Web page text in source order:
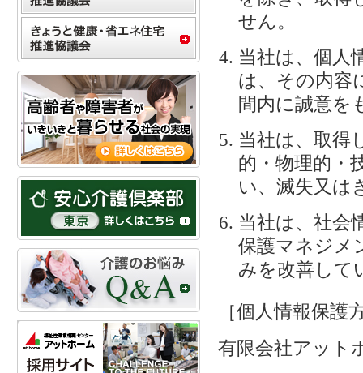
せん。
当社は、個人
は、その内容
間内に誠意を
当社は、取得
的・物理的・
い、滅失又は
当社は、社会
保護マネジメ
みを改善して
［個人情報保
有限会社アット